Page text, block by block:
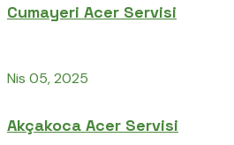
Cumayeri Acer Servisi
Nis 05, 2025
Akçakoca Acer Servisi